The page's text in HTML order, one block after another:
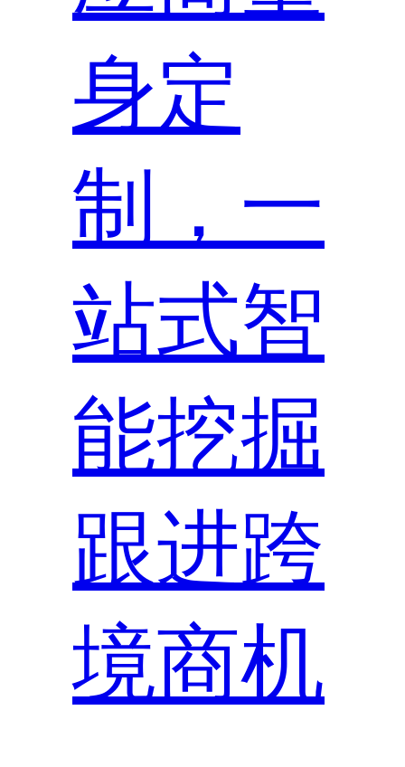
身定
制，一
站式智
能挖掘
跟进跨
境商机